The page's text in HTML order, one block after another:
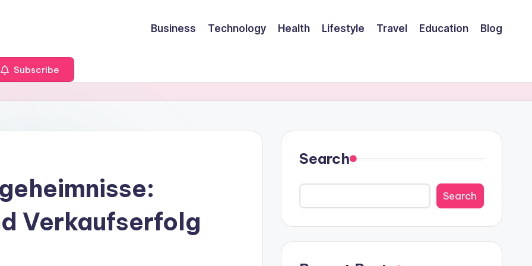
Business Technology Health Lifestyle Travel Education Blog
Subscribe
Verkaufserfolg
Search
Search